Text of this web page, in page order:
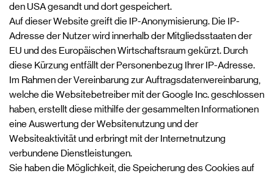
den USA gesandt und dort gespeichert.
Auf dieser Website greift die IP-Anonymisierung. Die IP-
Adresse der Nutzer wird innerhalb der Mitgliedsstaaten der
EU und des Europäischen Wirtschaftsraum gekürzt. Durch
diese Kürzung entfällt der Personenbezug Ihrer IP-Adresse.
Im Rahmen der Vereinbarung zur Auftragsdatenvereinbarung,
welche die Websitebetreiber mit der Google Inc. geschlossen
haben, erstellt diese mithilfe der gesammelten Informationen
eine Auswertung der Websitenutzung und der
Websiteaktivität und erbringt mit der Internetnutzung
verbundene Dienstleistungen.
Sie haben die Möglichkeit, die Speicherung des Cookies auf